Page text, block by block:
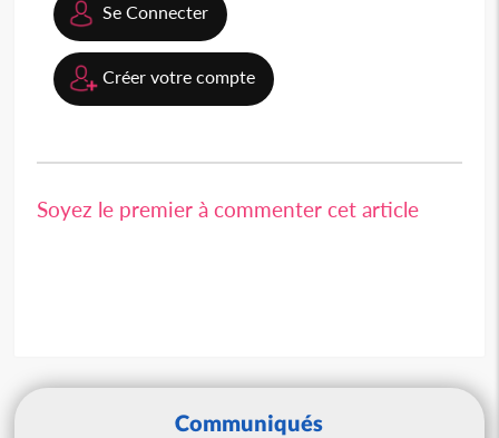
Se Connecter
Créer votre compte
Soyez le premier à commenter cet article
Communiqués